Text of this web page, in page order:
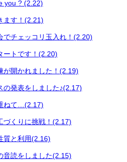
? (2.22)
ます！(2.21)
チェッコリ玉入れ！(2.20)
ートです！(2.20)
が開かれました！(2.19)
発表をしました♪(2.17)
ねて…(2.17)
くりに挑戦！(2.17)
と利用(2.16)
読をしました(2.15)